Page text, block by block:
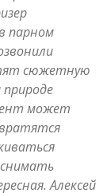
парном
сюжетную
природе
может
Алексей